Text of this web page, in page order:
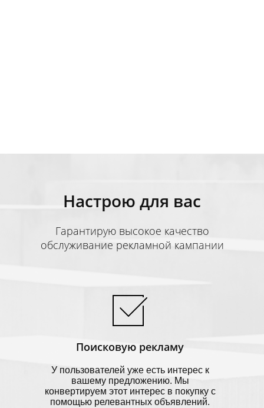
Настрою для вас
Гарантирую высокое качество
обслуживание рекламной кампании
Поисковую рекламу
У пользователей уже есть интерес к
вашему предложению. Мы
конвертируем этот интерес в покупку с
помощью релевантных объявлений.